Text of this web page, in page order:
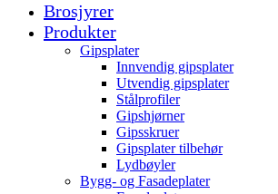
Brosjyrer
Produkter
Gipsplater
Innvendig gipsplater
Utvendig gipsplater
Stålprofiler
Gipshjørner
Gipsskruer
Gipsplater tilbehør
Lydbøyler
Bygg- og Fasadeplater